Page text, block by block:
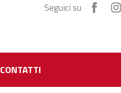
Seguici su
CONTATTI